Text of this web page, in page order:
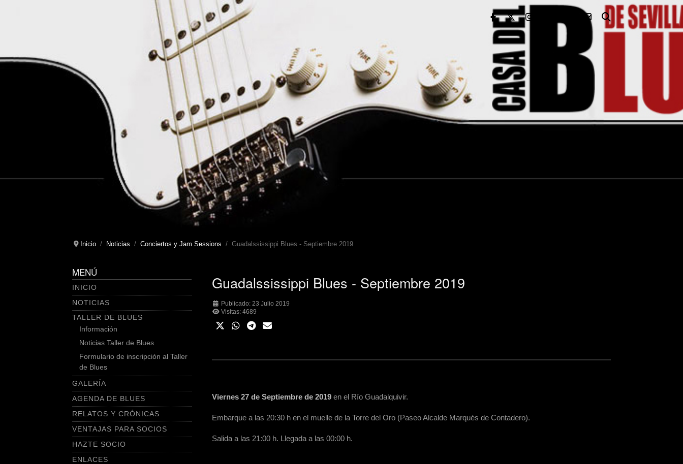
Inicio Noticias Conciertos y Jam Sessions Guadalssissippi Blues - Septiembre 2019
MENÚ
INICIO
NOTICIAS
TALLER DE BLUES
Información
Noticias Taller de Blues
Formulario de inscripción al Taller
de Blues
GALERÍA
AGENDA DE BLUES
RELATOS Y CRÓNICAS
VENTAJAS PARA SOCIOS
HAZTE SOCIO
ENLACES
Guadalssissippi Blues - Septiembre 2019
Publicado: 23 Julio 2019
Visitas: 4689
Viernes 27 de Septiembre de 2019 en el Río Guadalquivir.
Embarque a las 20:30 h en el muelle de la Torre del Oro (Paseo Alcalde Marqués de Contadero).
Salida a las 21:00 h. Llegada a las 00:00 h.